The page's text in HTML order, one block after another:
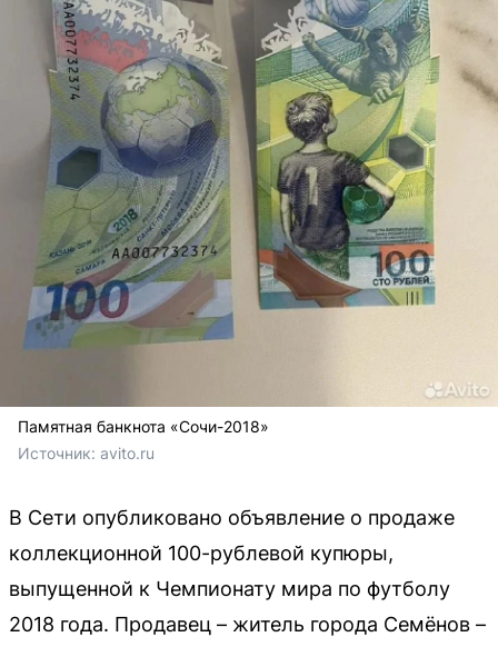
Памятная банкнота «Сочи-2018»
Источник: avito.ru
В Сети опубликовано объявление о продаже
коллекционной 100-рублевой купюры,
выпущенной к Чемпионату мира по футболу
2018 года. Продавец – житель города Семёнов –